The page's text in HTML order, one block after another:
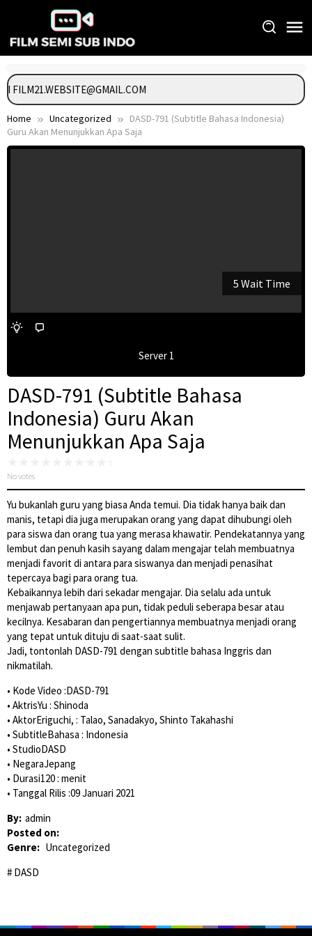
content
FILM21.WEBSITE@GMAIL.COM
Home Uncategorized
DASD-791 (Subtitle Bahasa Indonesia)
Guru Akan Menunjukkan Apa Saja
5 Wait Time
Server 1
DASD-791 (Subtitle Bahasa
Indonesia) Guru Akan
Menunjukkan Apa Saja
No votes
Yu bukanlah guru yang biasa Anda temui. Dia tidak hanya baik dan
manis, tetapi dia juga merupakan orang yang dapat dihubungi oleh
para siswa dan orang tua yang merasa khawatir. Pendekatannya yang
lembut dan penuh kasih sayang dalam mengajar telah membuatnya
menjadi favorit di antara para siswanya dan menjadi penasihat
tepercaya bagi para orang tua.
Kebaikannya lebih dari sekadar mengajar. Dia selalu ada untuk
menjawab pertanyaan apa pun, tidak peduli seberapa besar atau
kecilnya. Kesabaran dan pengertiannya membuatnya menjadi orang
yang tepat untuk dituju di saat-saat sulit.
Jadi, tontonlah DASD-791 dengan subtitle bahasa Inggris dan
nikmatilah.
• Kode Video :DASD-791
• AktrisYu : Shinoda
• AktorEriguchi, : Talao, Sanadakyo, Shinto Takahashi
• SubtitleBahasa : Indonesia
• StudioDASD
• NegaraJepang
• Durasi120 : menit
• Tanggal Rilis :09 Januari 2021
By: admin
Posted on:
Genre: Uncategorized
DASD